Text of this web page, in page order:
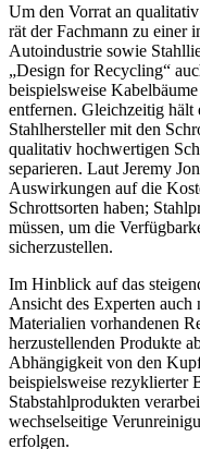
Um den Vorrat an
rät der Fachmann zu einer
Autoindustrie sowie
„Design for Recycling“
beispielsweise
entfernen. Gleichzeitig hält
Stahlhersteller mit den
qualitativ hochwertigen
separieren. Laut Jeremy
Auswirkungen auf die
Schrottsorten haben;
müssen, um die
sicherzustellen.
Im Hinblick auf das
Ansicht des Experten
Materialien vorhandenen
herzustellenden Produkte
Abhängigkeit von den
beispielsweise rezyklierter
Stabstahlprodukten
wechselseitige
erfolgen.